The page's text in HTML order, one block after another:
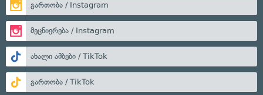
გართობა / Instagram
მეცნიერება / Instagram
ახალი ამბები / TikTok
გართობა / TikTok